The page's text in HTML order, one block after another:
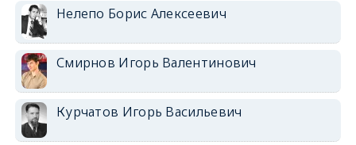
Нелепо Борис Алексеевич
Смирнов Игорь Валентинович
Курчатов Игорь Васильевич